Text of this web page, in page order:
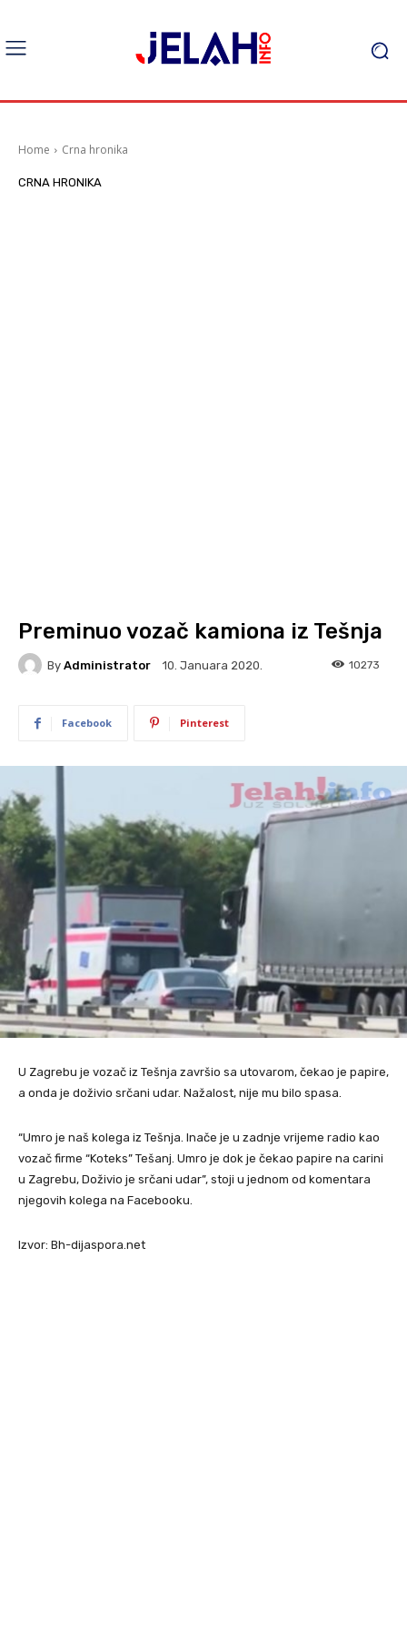
Home Crna hronika
CRNA HRONIKA
Preminuo vozač kamiona iz Tešnja
By Administrator 10. Januara 2020. 10273
Facebook Pinterest
U Zagrebu je vozač iz Tešnja završio sa utovarom, čekao je papire,
a onda je doživio srčani udar. Nažalost, nije mu bilo spasa.
“Umro je naš kolega iz Tešnja. Inače je u zadnje vrijeme radio kao
vozač firme “Koteks” Tešanj. Umro je dok je čekao papire na carini
u Zagrebu, Doživio je srčani udar”, stoji u jednom od komentara
njegovih kolega na Facebooku.
Izvor: Bh-dijaspora.net